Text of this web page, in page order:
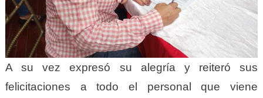
A su vez expresó su alegría y reiteró sus
felicitaciones a todo el personal que viene